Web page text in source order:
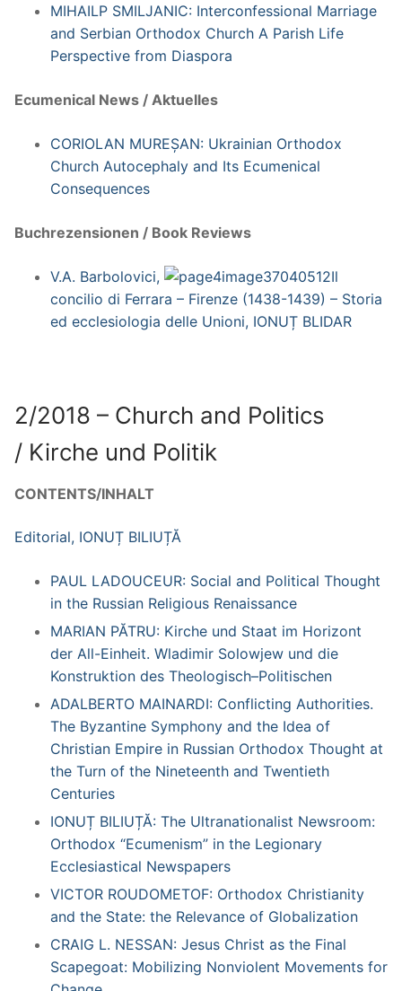
MIHAILP SMILJANIC: Interconfessional Marriage
and Serbian Orthodox Church A Parish Life
Perspective from Diaspora
Ecumenical News / Aktuelles
CORIOLAN MUREȘAN: Ukrainian Orthodox
Church Autocephaly and Its Ecumenical
Consequences
Buchrezensionen / Book Reviews
V.A. Barbolovici,
Il
concilio di Ferrara – Firenze (1438-1439) – Storia
ed ecclesiologia delle Unioni, IONUȚ BLIDAR
2/2018 – Church and Politics
/ Kirche und Politik
CONTENTS/INHALT
Editorial, IONUȚ BILIUȚĂ
PAUL LADOUCEUR: Social and Political Thought
in the Russian Religious Renaissance
MARIAN PĂTRU: Kirche und Staat im Horizont
der All-Einheit. Wladimir Solowjew und die
Konstruktion des Theologisch–Politischen
ADALBERTO MAINARDI: Conflicting Authorities.
The Byzantine Symphony and the Idea of
Christian Empire in Russian Orthodox Thought at
the Turn of the Nineteenth and Twentieth
Centuries
IONUȚ BILIUȚĂ: The Ultranationalist Newsroom:
Orthodox “Ecumenism” in the Legionary
Ecclesiastical Newspapers
VICTOR ROUDOMETOF: Orthodox Christianity
and the State: the Relevance of Globalization
CRAIG L. NESSAN: Jesus Christ as the Final
Scapegoat: Mobilizing Nonviolent Movements for